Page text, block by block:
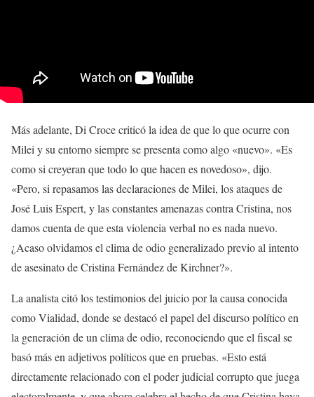
Más adelante, Di Croce criticó la idea de que lo que ocurre con
Milei y su entorno siempre se presenta como algo «nuevo». «Es
como si creyeran que todo lo que hacen es novedoso», dijo.
«Pero, si repasamos las declaraciones de Milei, los ataques de
José Luis Espert, y las constantes amenazas contra Cristina, nos
damos cuenta de que esta violencia verbal no es nada nuevo.
¿Acaso olvidamos el clima de odio generalizado previo al intento
de asesinato de Cristina Fernández de Kirchner?».
La analista citó los testimonios del juicio por la causa conocida
como Vialidad, donde se destacó el papel del discurso político en
la generación de un clima de odio, reconociendo que el fiscal se
basó más en adjetivos políticos que en pruebas. «Esto está
directamente relacionado con el poder judicial corrupto que juega